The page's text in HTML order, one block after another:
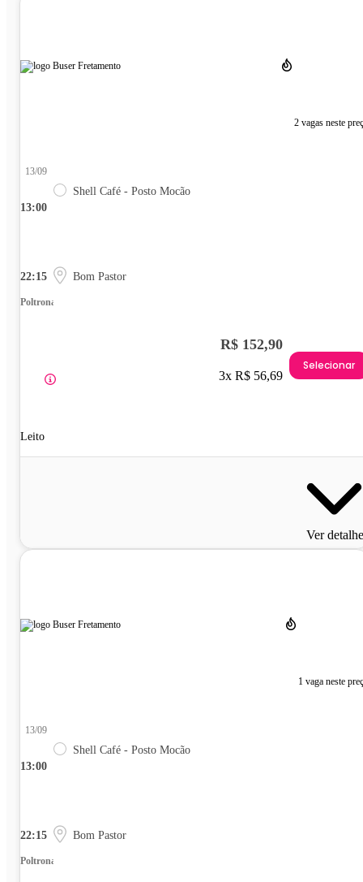
2 vagas neste
13:00
13/09
Shell Café - Posto Mocão
22:15 Bom Pastor
Poltrona
Leito
R$ 152,90
3x R$ 56,69
Selecionar
Ver
1 vaga neste
13:00
13/09
Shell Café - Posto Mocão
22:15 Bom Pastor
Poltrona